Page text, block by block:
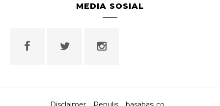
MEDIA SOSIAL